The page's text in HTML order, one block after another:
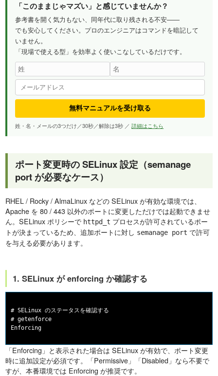
「このままじゃマズい」と感じていませんか？
参考書を開く気力もない、同年代に取り残される不安——
でも安心してください。プロのエンジニアはコマンドを暗記して
いません。
「現場で使える型」を効率よく使いこなしているだけです。
無料マニュアルを受け取る
姓・名・メールの3つだけ／30秒／解除は3秒 ／詳細はこちら
ポート変更時の SELinux 設定（semanage
port が必要なケース）
RHEL / Rocky / AlmaLinux などの SELinux が有効な環境では、
Apache を 80 / 443 以外のポートに変更しただけでは起動できませ
ん。SELinux ポリシーで httpd_t プロセスが許可されているポー
トが決まっているため、追加ポートに対し semanage port で許可
を与える必要があります。
1. SELinux が enforcing か確認する
# SELinux のステータスを確認する
# getenforce
「Enforcing」と表示された場合は SELinux が有効で、ポート変更
時に追加設定が必須です。「Permissive」「Disabled」なら不要で
すが、本番環境では Enforcing が推奨です。